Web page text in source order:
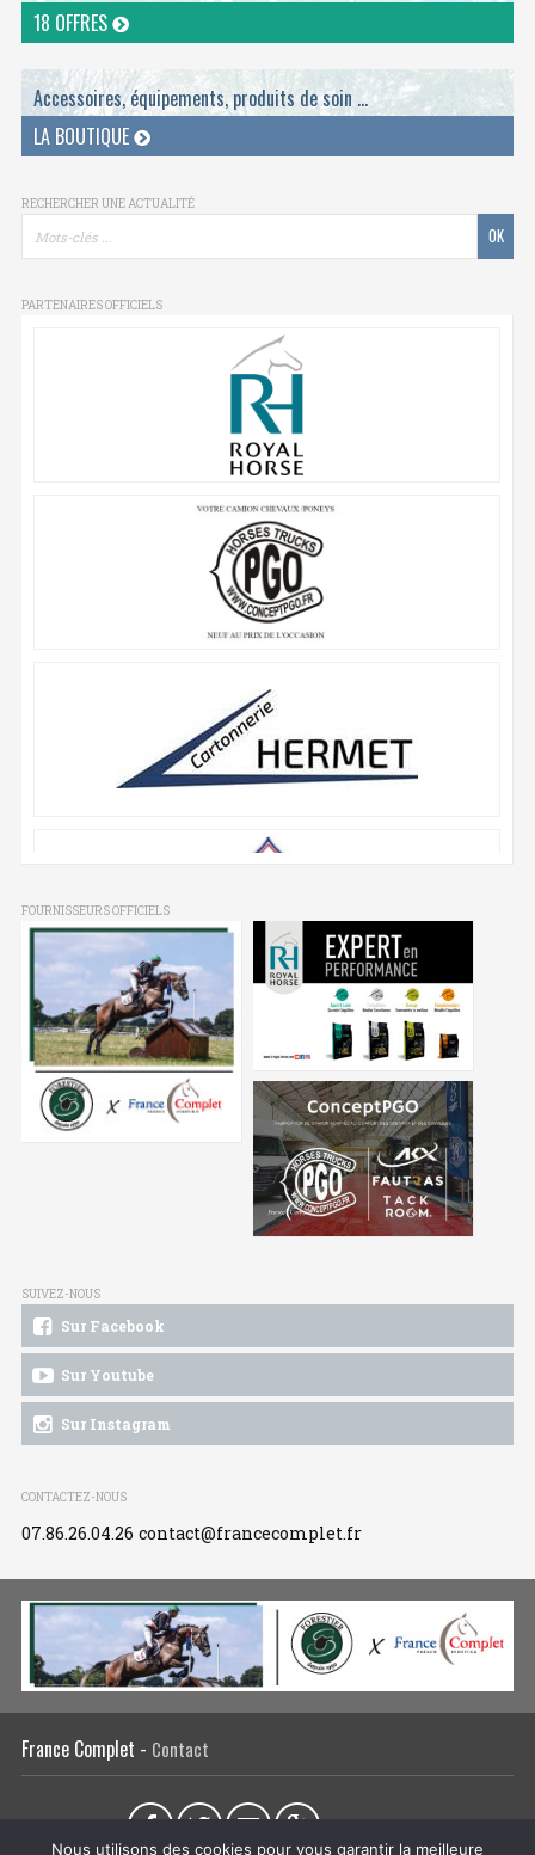
18 OFFRES
Accessoires, équipements, produits de soin ...
LA BOUTIQUE
RECHERCHER UNE ACTUALITÉ
PARTENAIRES OFFICIELS
FOURNISSEURS OFFICIELS
SUIVEZ-NOUS
Sur Facebook
Sur Youtube
Sur Instagram
CONTACTEZ-NOUS
07.86.26.04.26 contact@francecomplet.fr
France Complet - Contact
Nous utilisons des cookies pour vous garantir la meilleure